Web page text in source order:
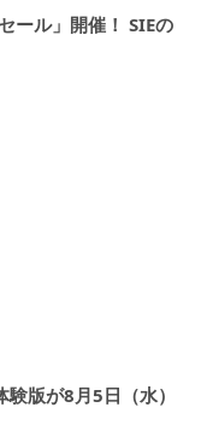
ール」開催！ SIEの
版が8月5日（水）